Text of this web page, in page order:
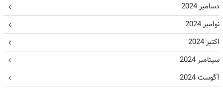
دسامبر 2024
نوامبر 2024
اکتبر 2024
سپتامبر 2024
آگوست 2024